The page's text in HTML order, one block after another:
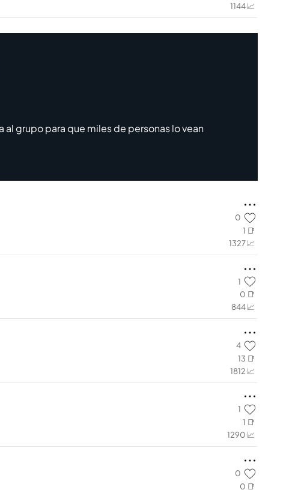
1144 📈
al grupo para que miles de personas lo vean
0
1 📑
1327 📈
1
0 📑
844 📈
4
13 📑
1812 📈
1
1 📑
1290 📈
0
0 📑